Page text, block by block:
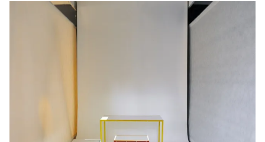
Introduktion